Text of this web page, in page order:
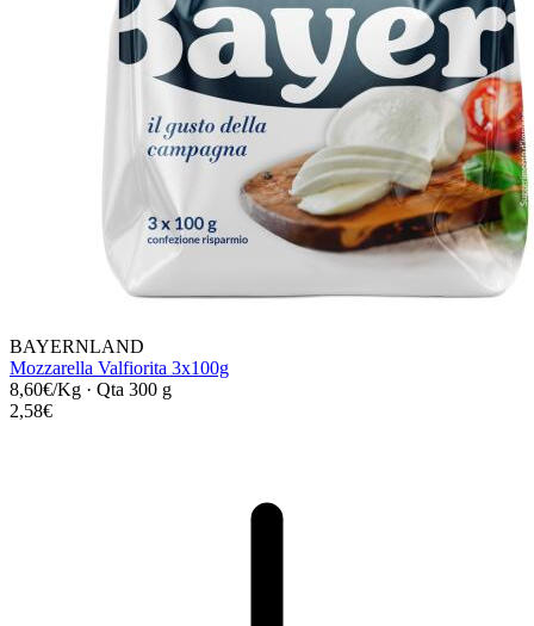
BAYERNLAND
Mozzarella Valfiorita 3x100g
8,60€/Kg · Qta 300 g
2,58€